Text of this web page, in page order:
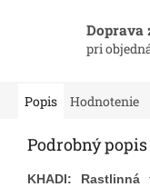
Doprava
pri
Popis Hodnotenie
Podrobný popis
KHADI: